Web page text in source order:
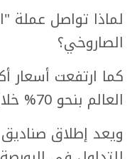
لماذا تواصل عملة
الصاروخي؟
العالم بنحو 70% خلال العام الحالي.
ويعد إطلاق صناديق